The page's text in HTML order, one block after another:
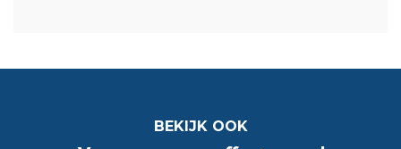
BEKIJK OOK